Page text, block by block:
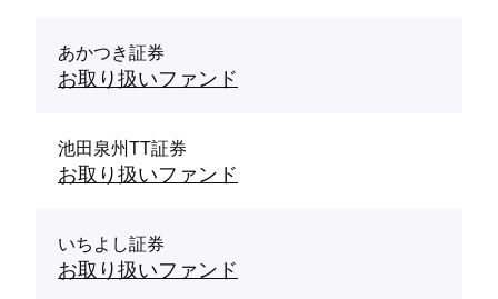
あかつき証券
お取り扱いファンド
池田泉州TT証券
お取り扱いファンド
いちよし証券
お取り扱いファンド